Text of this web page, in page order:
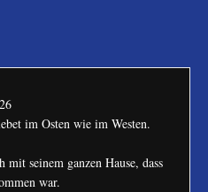
im Osten wie im Westen.
seinem ganzen Hause, dass
war.